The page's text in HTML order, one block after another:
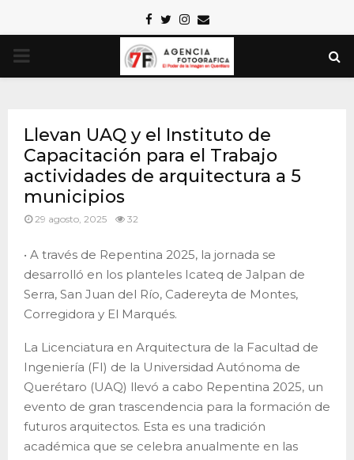
Facebook
TwitterInstagram
Email
PRIMARY
Llevan UAQ y el Instituto de
Capacitación para el Trabajo
actividades de arquitectura a 5
municipios
29 agosto, 2025 32
• A través de Repentina 2025, la jornada se
desarrolló en los planteles Icateq de Jalpan de
Serra, San Juan del Río, Cadereyta de Montes,
Corregidora y El Marqués.
La Licenciatura en Arquitectura de la Facultad de
Ingeniería (FI) de la Universidad Autónoma de
Querétaro (UAQ) llevó a cabo Repentina 2025, un
evento de gran trascendencia para la formación de
futuros arquitectos. Esta es una tradición
académica que se celebra anualmente en las